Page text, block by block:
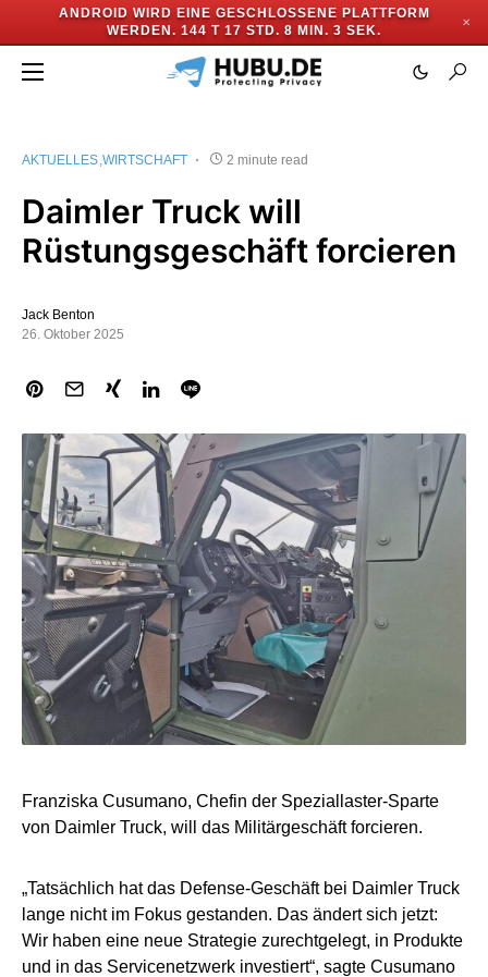
ANDROID WIRD EINE GESCHLOSSENE PLATTFORM
WERDEN. 144 T 17 STD. 8 MIN. 3 SEK.
✕
AKTUELLES WIRTSCHAFT 2 minute read
Daimler Truck will
Rüstungsgeschäft forcieren
Jack Benton
26. Oktober 2025
Franziska Cusumano, Chefin der Speziallaster-Sparte
von Daimler Truck, will das Militärgeschäft forcieren.
„Tatsächlich hat das Defense-Geschäft bei Daimler Truck
lange nicht im Fokus gestanden. Das ändert sich jetzt:
Wir haben eine neue Strategie zurechtgelegt, in Produkte
und in das Servicenetzwerk investiert“, sagte Cusumano